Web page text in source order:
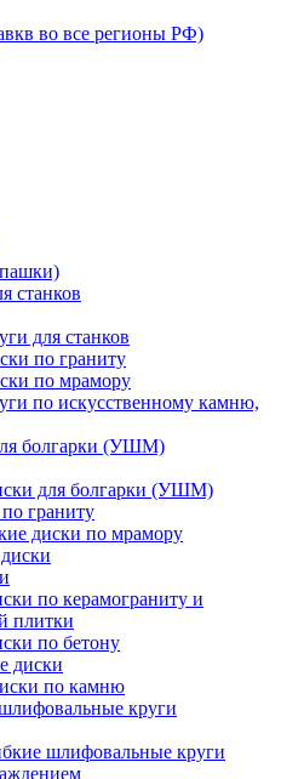
во все регионы РФ)
станков
для станков
по граниту
по мрамору
по искусственному камню,
болгарки (УШМ)
для болгарки (УШМ)
граниту
диски по мрамору
по керамограниту и
плитки
по бетону
диски
по камню
круги
шлифовальные круги